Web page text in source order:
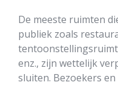
De meeste ruimten
publiek zoals
enz., zijn wettelijk
sluiten. Bezoekers